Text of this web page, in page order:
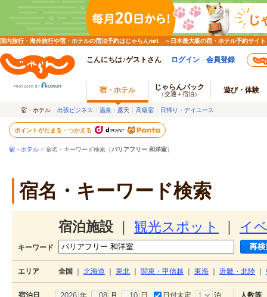
国内旅行・海外旅行や宿・ホテルの宿泊予約はじゃらんnet ～日本最大級の宿・ホテル予約サイト
こんにちは♪ゲストさん ログイン 会員登録
宿・ホテル じゃらんパック
（交通＋宿泊） 遊び・体験
宿・ホテル 出張ビジネス 温泉・露天 高級宿 日帰り・デイユース
ポイントがたまる・つかえる
宿・ホテル > 宿名・キーワード検索（バリアフリー 和洋室）
宿名・キーワード検索
宿泊施設 観光スポット イ
キーワード
エリア 全国 北海道 東北 関東・甲信越 東海 近畿・北陸
年 月 日 日付未定 泊